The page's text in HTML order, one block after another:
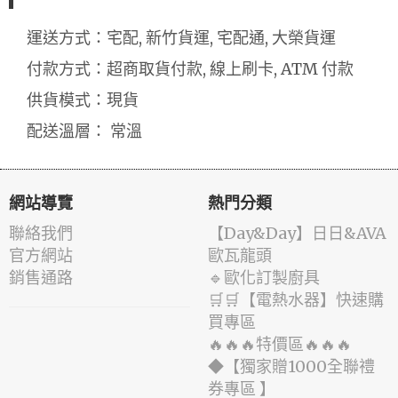
運送方式：宅配, 新竹貨運, 宅配通, 大榮貨運
付款方式：超商取貨付款, 線上刷卡, ATM 付款
供貨模式：現貨
配送溫層： 常溫
網站導覽
聯絡我們
官方網站
銷售通路
熱門分類
️【Day&Day】️日日&AVA
歐瓦龍頭
🔹歐化訂製廚具
🛒🛒【電熱水器】快速購
買專區
🔥🔥🔥特價區🔥🔥🔥
◆【獨家贈1000全聯禮
券專區 】